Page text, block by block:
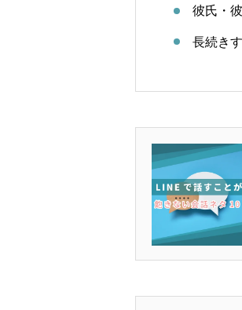
彼氏・
長続き